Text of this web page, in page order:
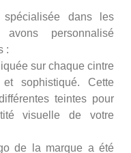
dans les
avons personnalisé
:
sur chaque cintre
sophistiqué. Cette
teintes pour
visuelle de votre
de la marque a été